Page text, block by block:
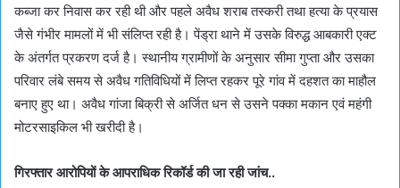
कब्जा कर निवास कर रही थी और पहले अवैध शराब तस्करी तथा हत्या के प्रयास
जैसे गंभीर मामलों में भी संलिप्त रही है। पेंड्रा थाने में उसके विरुद्ध आबकारी एक्ट
के अंतर्गत प्रकरण दर्ज है। स्थानीय ग्रामीणों के अनुसार सीमा गुप्ता और उसका
परिवार लंबे समय से अवैध गतिविधियों में लिप्त रहकर पूरे गांव में दहशत का माहौल
बनाए हुए था। अवैध गांजा बिक्री से अर्जित धन से उसने पक्का मकान एवं महंगी
मोटरसाइकिल भी खरीदी है।
गिरफ्तार आरोपियों के आपराधिक रिकॉर्ड की जा रही जांच..